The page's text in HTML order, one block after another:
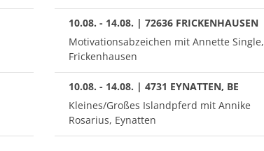
10.08. - 14.08. | 72636 FRICKENHAUSEN
Motivationsabzeichen mit Annette Single,
Frickenhausen
10.08. - 14.08. | 4731 EYNATTEN, BE
Kleines/Großes Islandpferd mit Annike
Rosarius, Eynatten